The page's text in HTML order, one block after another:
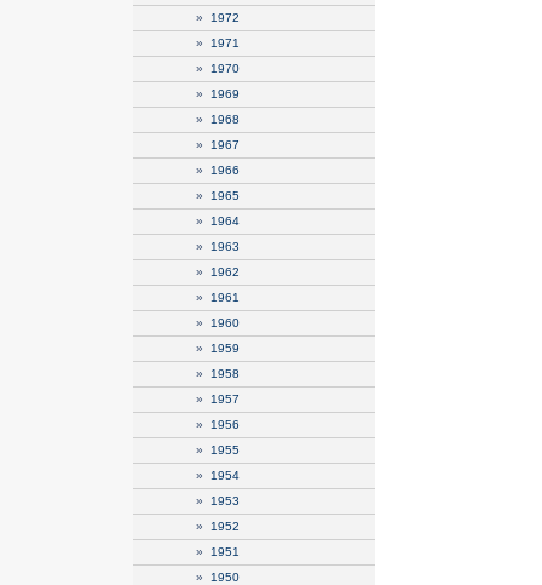
» 1972
» 1971
» 1970
» 1969
» 1968
» 1967
» 1966
» 1965
» 1964
» 1963
» 1962
» 1961
» 1960
» 1959
» 1958
» 1957
» 1956
» 1955
» 1954
» 1953
» 1952
» 1951
» 1950